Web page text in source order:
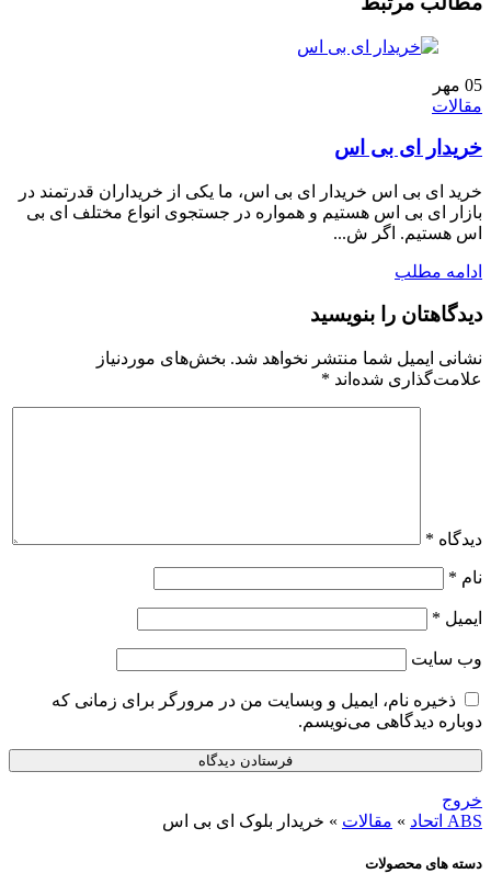
05 مهر
مقالات
خریدار ای بی اس
خرید ای بی اس خریدار ای بی اس، ما یکی از خریداران قدرتمند در
بازار ای بی اس هستیم و همواره در جستجوی انواع مختلف ای بی
اس هستیم. اگر ش...
ادامه مطلب
دیدگاهتان را بنویسید
نشانی ایمیل شما منتشر نخواهد شد. بخش‌های موردنیاز
علامت‌گذاری شده‌اند *
دیدگاه *
نام *
ایمیل *
وب‌ سایت
ذخیره نام، ایمیل و وبسایت من در مرورگر برای زمانی که
دوباره دیدگاهی می‌نویسم.
خروج
ABS اتحاد
» مقالات » خریدار بلوک ای بی اس
دسته های محصولات